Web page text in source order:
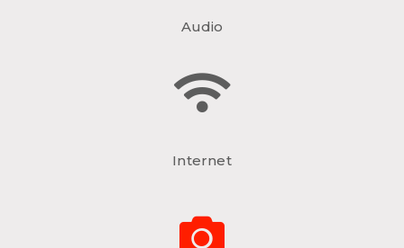
Audio
Internet